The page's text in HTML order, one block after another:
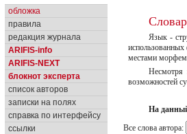
обложка
правила
редакция журнала
ARIFIS-info
ARIFIS-NEXT
блокнот эксперта
список авторов
записки на полях
справка по интерфейсу
ссылки
Язык -
местами
Несмотря
возможностей
На
Все слова автора: